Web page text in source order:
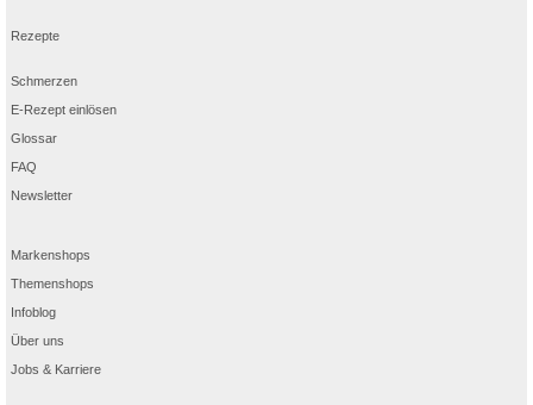
Rezepte
Schmerzen
E-Rezept einlösen
Glossar
FAQ
Newsletter
Markenshops
Themenshops
Infoblog
Über uns
Jobs & Karriere